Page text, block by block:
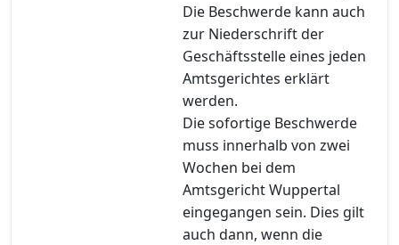
Die Beschwerde kann auch
zur Niederschrift der
Geschäftsstelle eines jeden
Amtsgerichtes erklärt
werden.
Die sofortige Beschwerde
muss innerhalb von zwei
Wochen bei dem
Amtsgericht Wuppertal
eingegangen sein. Dies gilt
auch dann, wenn die